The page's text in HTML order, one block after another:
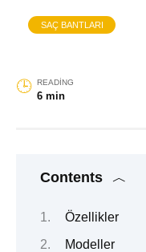
SAÇ BANTLARI
READING
6 min
Contents
Özellikler
Modeller